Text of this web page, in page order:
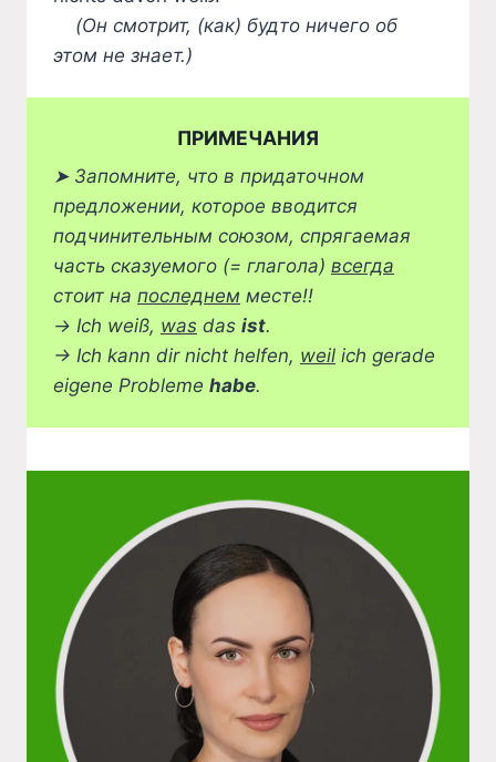
(Он смотрит, (как) будто ничего об
этом не знает.)
ПРИМЕЧАНИЯ
➤ Запомните, что в придаточном
предложении, которое вводится
подчинительным союзом, спрягаемая
часть сказуемого (= глагола) всегда
стоит на последнем месте!!
→ Ich weiß, was das ist.
→ Ich kann dir nicht helfen, weil ich gerade
eigene Probleme habe.